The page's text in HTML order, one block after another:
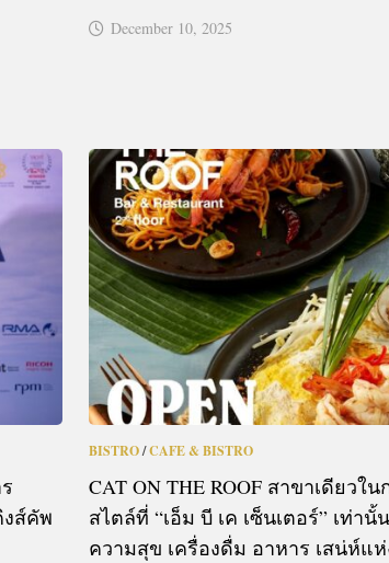
December 10, 2025
ส์คัพ
BISTRO/CAFE & BISTRO
CAT ON THE ROOF สาขาเดียวใ
สไตล์ที่ “เอ็ม บี เค เซ็นเตอร์” เท่า
ความสุข เครื่องดื่ม อาหาร เสน่ห์แห่